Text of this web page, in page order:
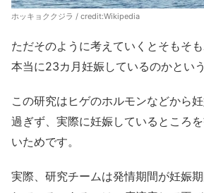
ホッキョククジラ / credit:Wikipedia
ただそのように考えていくとそもそ
本当に23カ月妊娠しているのかとい
この研究はヒゲのホルモンなどから
過ぎず、実際に妊娠しているところ
いためです。
実際、研究チームは発情期間が妊娠